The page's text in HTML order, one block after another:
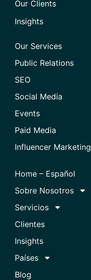
Our Clients
Insights
Our Services
Public Relations
SEO
Social Media
Events
Paid Media
Influencer Marketing
Home – Español
Sobre Nosotros
Servicios
Clientes
Insights
Países
Blog